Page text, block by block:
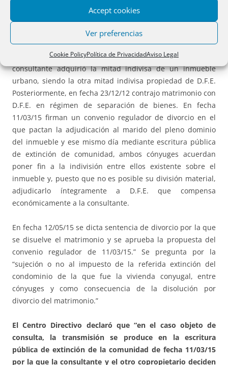
Accept cookies
Ver preferencias
Cookie PolicyPolítica de PrivacidadAviso Legal
caso de que la transmisión sea a título lucrativo, el
adquirente.”
En la posterior Consulta V3342-15 de 28/10/2015se
describen los siguientes hechos: “En fecha 16/12/11 la
consultante adquirió la mitad indivisa de un inmueble
urbano, siendo la otra mitad indivisa propiedad de D.F.E.
Posteriormente, en fecha 23/12/12 contrajo matrimonio con
D.F.E. en régimen de separación de bienes. En fecha
11/03/15 firman un convenio regulador de divorcio en el
que pactan la adjudicación al marido del pleno dominio
del inmueble y ese mismo día mediante escritura pública
de extinción de comunidad, ambos cónyuges acuerdan
poner fin a la indivisión entre ellos existente sobre el
inmueble y, puesto que no es posible su división material,
adjudicarlo íntegramente a D.F.E. que compensa
económicamente a la consultante.
En fecha 12/05/15 se dicta sentencia de divorcio por la que
se disuelve el matrimonio y se aprueba la propuesta del
convenio regulador de 11/03/15.” Se pregunta por la
“sujeción o no al impuesto de la referida extinción del
condominio de la que fue la vivienda conyugal, entre
cónyuges y como consecuencia de la disolución por
divorcio del matrimonio.”
El Centro Directivo declaró que “en el caso objeto de
consulta, la transmisión se produce en la escritura
pública de extinción de la comunidad de fecha 11/03/15
por la que la consultante y el otro copropietario deciden